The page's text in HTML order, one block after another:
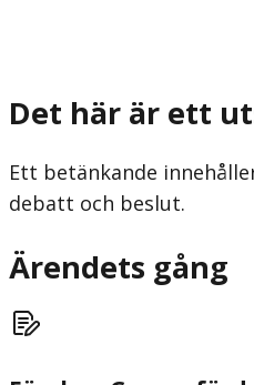
Det här är ett
Ett betänkande
debatt och beslut.
Ärendets gång